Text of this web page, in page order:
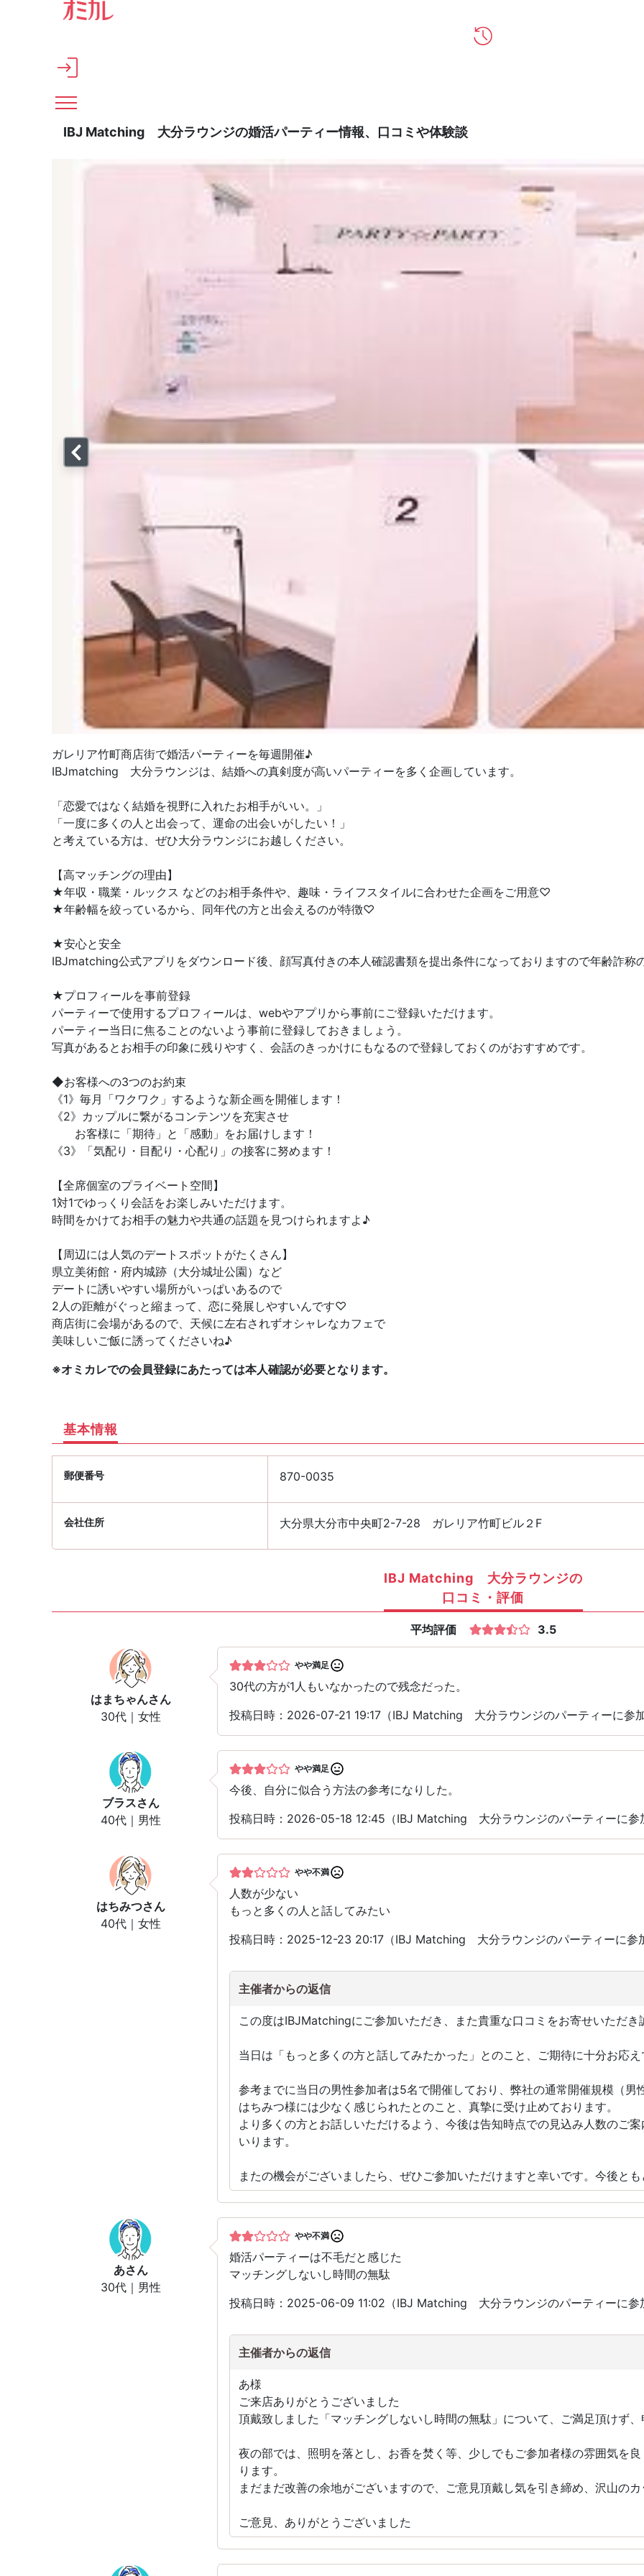
メインコンテンツへスキップ
IBJ Matching 大分ラウンジの婚活パーティー情報、口コミや体験談
ガレリア竹町商店街で婚活パーティーを毎週開催♪
IBJmatching 大分ラウンジは、結婚への真剣度が高いパーティーを多く企画しています。
「恋愛ではなく結婚を視野に入れたお相手がいい。」
「一度に多くの人と出会って、運命の出会いがしたい！」
と考えている方は、ぜひ大分ラウンジにお越しください。
【高マッチングの理由】
★年収・職業・ルックス などのお相手条件や、趣味・ライフスタイルに合わせた企画をご用意♡
★年齢幅を絞っているから、同年代の方と出会えるのが特徴♡
★安心と安全
IBJmatching公式アプリをダウンロード後、顔写真付きの本人確認書類を提出条件になっておりますので年齢詐称
★プロフィールを事前登録
パーティーで使用するプロフィールは、webやアプリから事前にご登録いただけます。
パーティー当日に焦ることのないよう事前に登録しておきましょう。
写真があるとお相手の印象に残りやすく、会話のきっかけにもなるので登録しておくのがおすすめです。
◆お客様への3つのお約束
《1》毎月「ワクワク」するような新企画を開催します！
《2》カップルに繋がるコンテンツを充実させ
お客様に「期待」と「感動」をお届けします！
《3》「気配り・目配り・心配り」の接客に努めます！
【全席個室のプライベート空間】
1対1でゆっくり会話をお楽しみいただけます。
時間をかけてお相手の魅力や共通の話題を見つけられますよ♪
【周辺には人気のデートスポットがたくさん】
県立美術館・府内城跡（大分城址公園）など
デートに誘いやすい場所がいっぱいあるので
2人の距離がぐっと縮まって、恋に発展しやすいんです♡
商店街に会場があるので、天候に左右されずオシャレなカフェで
美味しいご飯に誘ってくださいね♪
※オミカレでの会員登録にあたっては本人確認が必要となります。
基本情報
郵便番号 870-0035
会社住所 大分県大分市中央町2-7-28 ガレリア竹町ビル２F
IBJ Matching 大分ラウンジの
口コミ・評価
平均評価 3.5
はまちゃんさん
30代｜女性
やや満足
30代の方が1人もいなかったので残念だった。
投稿日時：2026-07-21 19:17（IBJ Matching 大分ラウンジのパーティーに参加
ブラスさん
40代｜男性
やや満足
今後、自分に似合う方法の参考になりした。
投稿日時：2026-05-18 12:45（IBJ Matching 大分ラウンジのパーティーに参
はちみつさん
40代｜女性
やや不満
人数が少ない
もっと多くの人と話してみたい
投稿日時：2025-12-23 20:17（IBJ Matching 大分ラウンジのパーティーに参
主催者からの返信
この度はIBJMatchingにご参加いただき、また貴重な口コミをお寄せいただき
当日は「もっと多くの方と話してみたかった」とのこと、ご期待に十分お応え
参考までに当日の男性参加者は5名で開催しており、弊社の通常開催規模（男
はちみつ様には少なく感じられたとのこと、真摯に受け止めております。
より多くの方とお話しいただけるよう、今後は告知時点での見込み人数のご
いります。
またの機会がございましたら、ぜひご参加いただけますと幸いです。今後とも
あさん
30代｜男性
やや不満
婚活パーティーは不毛だと感じた
マッチングしないし時間の無駄
投稿日時：2025-06-09 11:02（IBJ Matching 大分ラウンジのパーティーに参
主催者からの返信
あ様
ご来店ありがとうございました
頂戴致しました「マッチングしないし時間の無駄」について、ご満足頂けず
夜の部では、照明を落とし、お香を焚く等、少しでもご参加者様の雰囲気を
ります。
まだまだ改善の余地がございますので、ご意見頂戴し気を引き締め、沢山の
ご意見、ありがとうございました